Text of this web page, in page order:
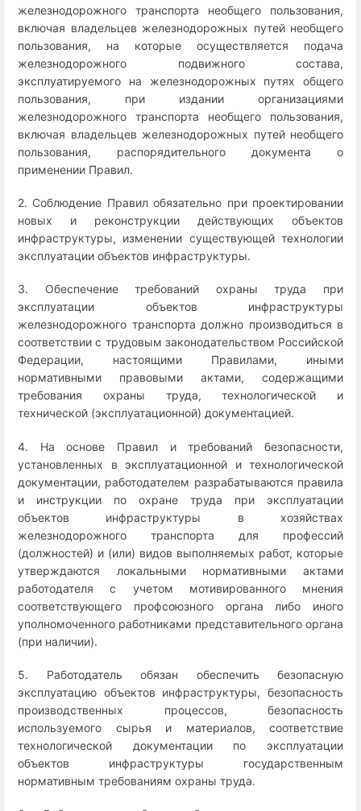
железнодорожного транспорта необщего пользования,
включая владельцев железнодорожных путей необщего
пользования, на которые осуществляется подача
железнодорожного подвижного состава,
эксплуатируемого на железнодорожных путях общего
пользования, при издании организациями
железнодорожного транспорта необщего пользования,
включая владельцев железнодорожных путей необщего
пользования, распорядительного документа о
применении Правил.
2. Соблюдение Правил обязательно при проектировании
новых и реконструкции действующих объектов
инфраструктуры, изменении существующей технологии
эксплуатации объектов инфраструктуры.
3. Обеспечение требований охраны труда при
эксплуатации объектов инфраструктуры
железнодорожного транспорта должно производиться в
соответствии с трудовым законодательством Российской
Федерации, настоящими Правилами, иными
нормативными правовыми актами, содержащими
требования охраны труда, технологической и
технической (эксплуатационной) документацией.
4. На основе Правил и требований безопасности,
установленных в эксплуатационной и технологической
документации, работодателем разрабатываются правила
и инструкции по охране труда при эксплуатации
объектов инфраструктуры в хозяйствах
железнодорожного транспорта для профессий
(должностей) и (или) видов выполняемых работ, которые
утверждаются локальными нормативными актами
работодателя с учетом мотивированного мнения
соответствующего профсоюзного органа либо иного
уполномоченного работниками представительного органа
(при наличии).
5. Работодатель обязан обеспечить безопасную
эксплуатацию объектов инфраструктуры, безопасность
производственных процессов, безопасность
используемого сырья и материалов, соответствие
технологической документации по эксплуатации
объектов инфраструктуры государственным
нормативным требованиям охраны труда.